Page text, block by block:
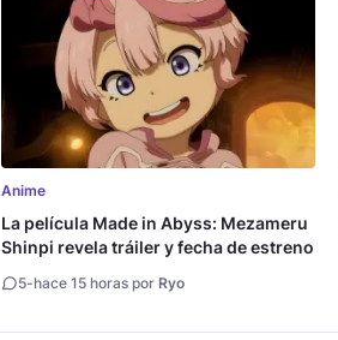
Anime
La película Made in Abyss: Mezameru
Shinpi revela tráiler y fecha de estreno
5-hace 15 horas por Ryo